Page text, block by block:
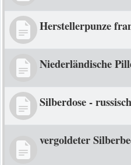
Herstellerpunze
Niederländische
Silberdose -
vergoldeter